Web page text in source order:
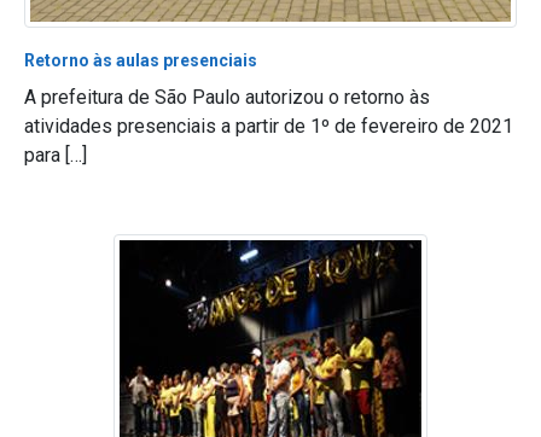
Retorno às aulas presenciais
A prefeitura de São Paulo autorizou o retorno às
atividades presenciais a partir de 1º de fevereiro de 2021
para […]